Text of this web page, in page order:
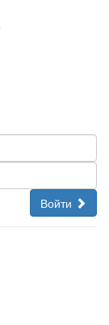
Войти